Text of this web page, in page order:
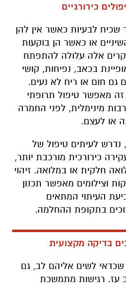
כירורגיים
שכיח לבעיות כאשר אין להן
או כאשר הן בוקעות
אלה עלולה להתפתח
בכאב, נפיחות, קושי
גם חום או ריח לא נעים.
מאפשר טיפול תרופתי
מינימלית, לפני החמרה
או לעצם.
לעיתים טיפול של
כירורכית מורכבת יותר,
חלקית או במלואה. זיהוי
וצילומים מאפשר תכנון
העיתוי המתאים
בתקופת ההחלמה.
בדיקה מקצועית
שכדאי לשים אליהם לב, גם
עז. רגישות מתמשכת